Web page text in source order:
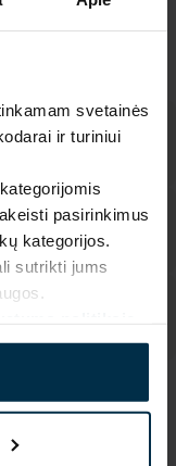
svetainės
ir turiniui
pasirinkimus
kategorijos.
sutrikti jums